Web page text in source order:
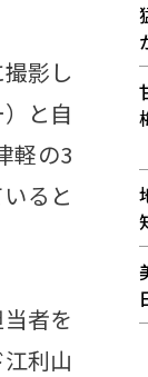
影し
と自
軽の3
ると
者を
利山